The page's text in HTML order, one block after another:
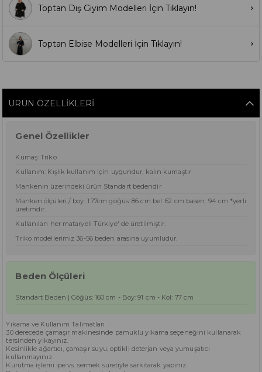
Toptan Dış Giyim Modelleri İçin Tıklayın!
Toptan Elbise Modelleri İçin Tıklayın!
ÜRÜN ÖZELLIKLERI
Genel Özellikler
Kumaş: Triko
Kullanım: Kışlık kullanım için uygundur, kalın kumaştır
Mankenin üzerindeki ürün Standart bedendir
Manken ölçüleri / boy: 1.77cm göğüs: 86 cm bel: 62 cm basen: 94 cm *yerli
üretimdir.
Kullanılan her mataryeli Türkiye' de üretilmiştir.
Triko modellerimiz 36-56 beden arasına uyumludur.
Beden Ölçüleri
Standart Beden | Göğüs: 160 cm - Boy: 91 cm - Kol: 77 cm
Yıkama ve Kullanım Talimatları
30 derecede çamaşır makinesinde pamuklu yıkama seçeneğini kullanarak
tersinden yıkayınız.
Kesinlikle ağartıcı, çamaşır suyu, optikli deterjan veya yumuşatıcı
kullanmayınız.
Kurutma işlemi ipe vs. sermek suretiyle sarkıtarak yapınız.